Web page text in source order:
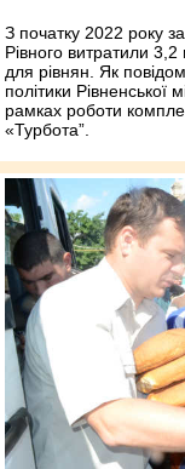
З початку 2022 року
Рівного витратили
для рівнян. Як
політики Рівненської
рамках роботи
«Турбота”.